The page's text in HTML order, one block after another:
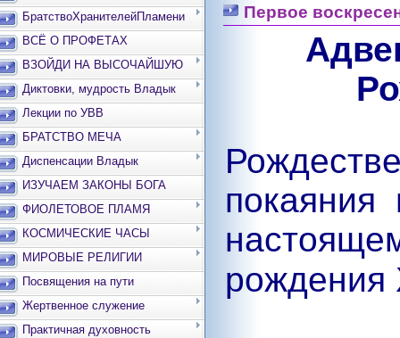
БратствоХранителейПламени
ВСЁ О ПРОФЕТАХ
ВЗОЙДИ НА ВЫСОЧАЙШУЮ
ВЕРШИНУ
Диктовки, мудрость Владык
Лекции по УВВ
БРАТСТВО МЕЧА
Диспенсации Владык
ИЗУЧАЕМ ЗАКОНЫ БОГА
ФИОЛЕТОВОЕ ПЛАМЯ
КОСМИЧЕСКИЕ ЧАСЫ
МИРОВЫЕ РЕЛИГИИ
Посвящения на пути
Жертвенное служение
Практичная духовность
Первое
рождения